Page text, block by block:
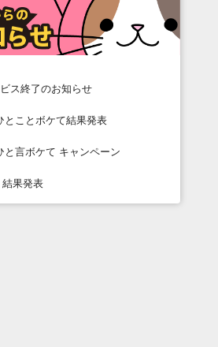
ス終了のお知らせ
とことボケて結果発表
と言ボケて キャンペーン
果発表